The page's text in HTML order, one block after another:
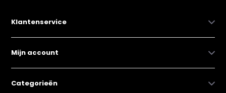
Klantenservice
Mijn account
Categorieën